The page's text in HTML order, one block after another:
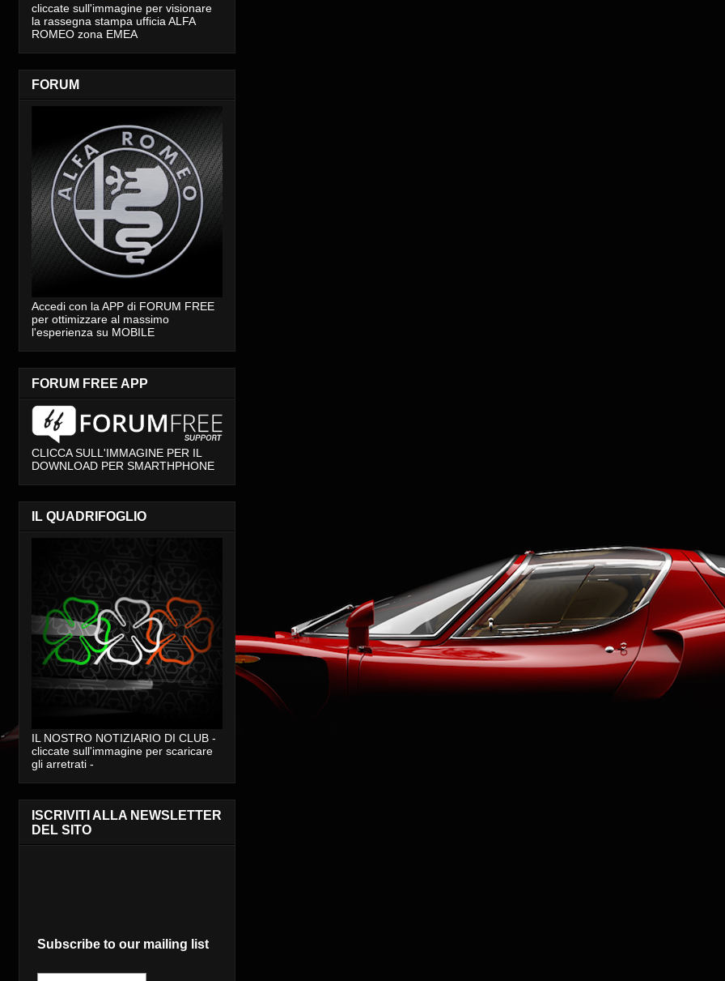
cliccate sull'immagine per visionare
la rassegna stampa ufficia ALFA
ROMEO zona EMEA
FORUM
Accedi con la APP di FORUM FREE
per ottimizzare al massimo
l'esperienza su MOBILE
FORUM FREE APP
CLICCA SULL'IMMAGINE PER IL
DOWNLOAD PER SMARTHPHONE
IL QUADRIFOGLIO
IL NOSTRO NOTIZIARIO DI CLUB -
cliccate sull'immagine per scaricare
gli arretrati -
ISCRIVITI ALLA NEWSLETTER
DEL SITO
Subscribe to our mailing list